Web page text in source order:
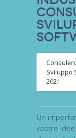
Sviluppo
2021
Un
vostre